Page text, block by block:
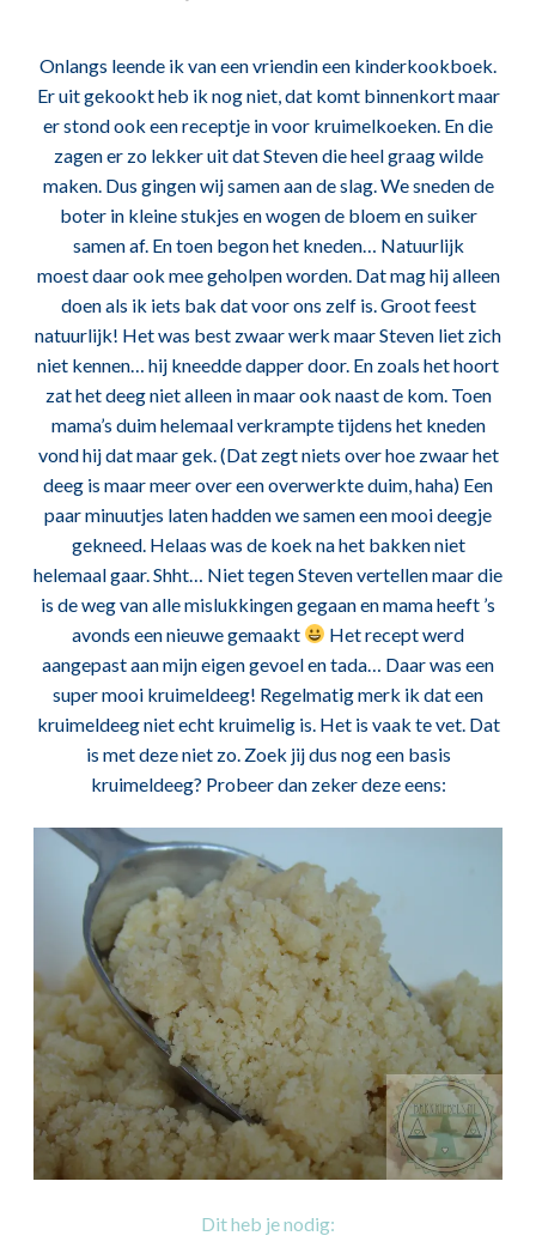
Onlangs leende ik van een vriendin een kinderkookboek.
Er uit gekookt heb ik nog niet, dat komt binnenkort maar
er stond ook een receptje in voor kruimelkoeken. En die
zagen er zo lekker uit dat Steven die heel graag wilde
maken. Dus gingen wij samen aan de slag. We sneden de
boter in kleine stukjes en wogen de bloem en suiker
samen af. En toen begon het kneden… Natuurlijk
moest daar ook mee geholpen worden. Dat mag hij alleen
doen als ik iets bak dat voor ons zelf is. Groot feest
natuurlijk! Het was best zwaar werk maar Steven liet zich
niet kennen… hij kneedde dapper door. En zoals het hoort
zat het deeg niet alleen in maar ook naast de kom. Toen
mama’s duim helemaal verkrampte tijdens het kneden
vond hij dat maar gek. (Dat zegt niets over hoe zwaar het
deeg is maar meer over een overwerkte duim, haha) Een
paar minuutjes laten hadden we samen een mooi deegje
gekneed. Helaas was de koek na het bakken niet
helemaal gaar. Shht… Niet tegen Steven vertellen maar die
is de weg van alle mislukkingen gegaan en mama heeft ’s
avonds een nieuwe gemaakt
Het recept werd
aangepast aan mijn eigen gevoel en tada… Daar was een
super mooi kruimeldeeg! Regelmatig merk ik dat een
kruimeldeeg niet echt kruimelig is. Het is vaak te vet. Dat
is met deze niet zo. Zoek jij dus nog een basis
kruimeldeeg? Probeer dan zeker deze eens:
Dit heb je nodig: